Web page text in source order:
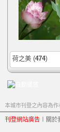
荷之美 (474)
本城市刊登之內容為作
刊登網站廣告 關於